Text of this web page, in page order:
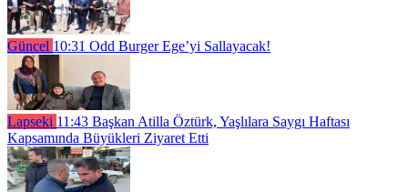
Güncel 10:31 Odd Burger Ege’yi Sallayacak!
Lapseki 11:43 Başkan Atilla Öztürk, Yaşlılara Saygı Haftası
Kapsamında Büyükleri Ziyaret Etti